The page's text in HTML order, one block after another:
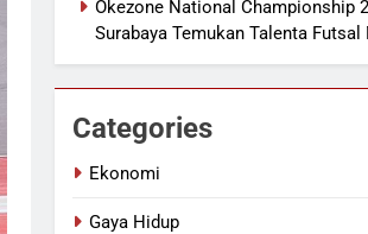
Okezone National Championship
Surabaya Temukan Talenta Futsal
Categories
Ekonomi
Gaya Hidup